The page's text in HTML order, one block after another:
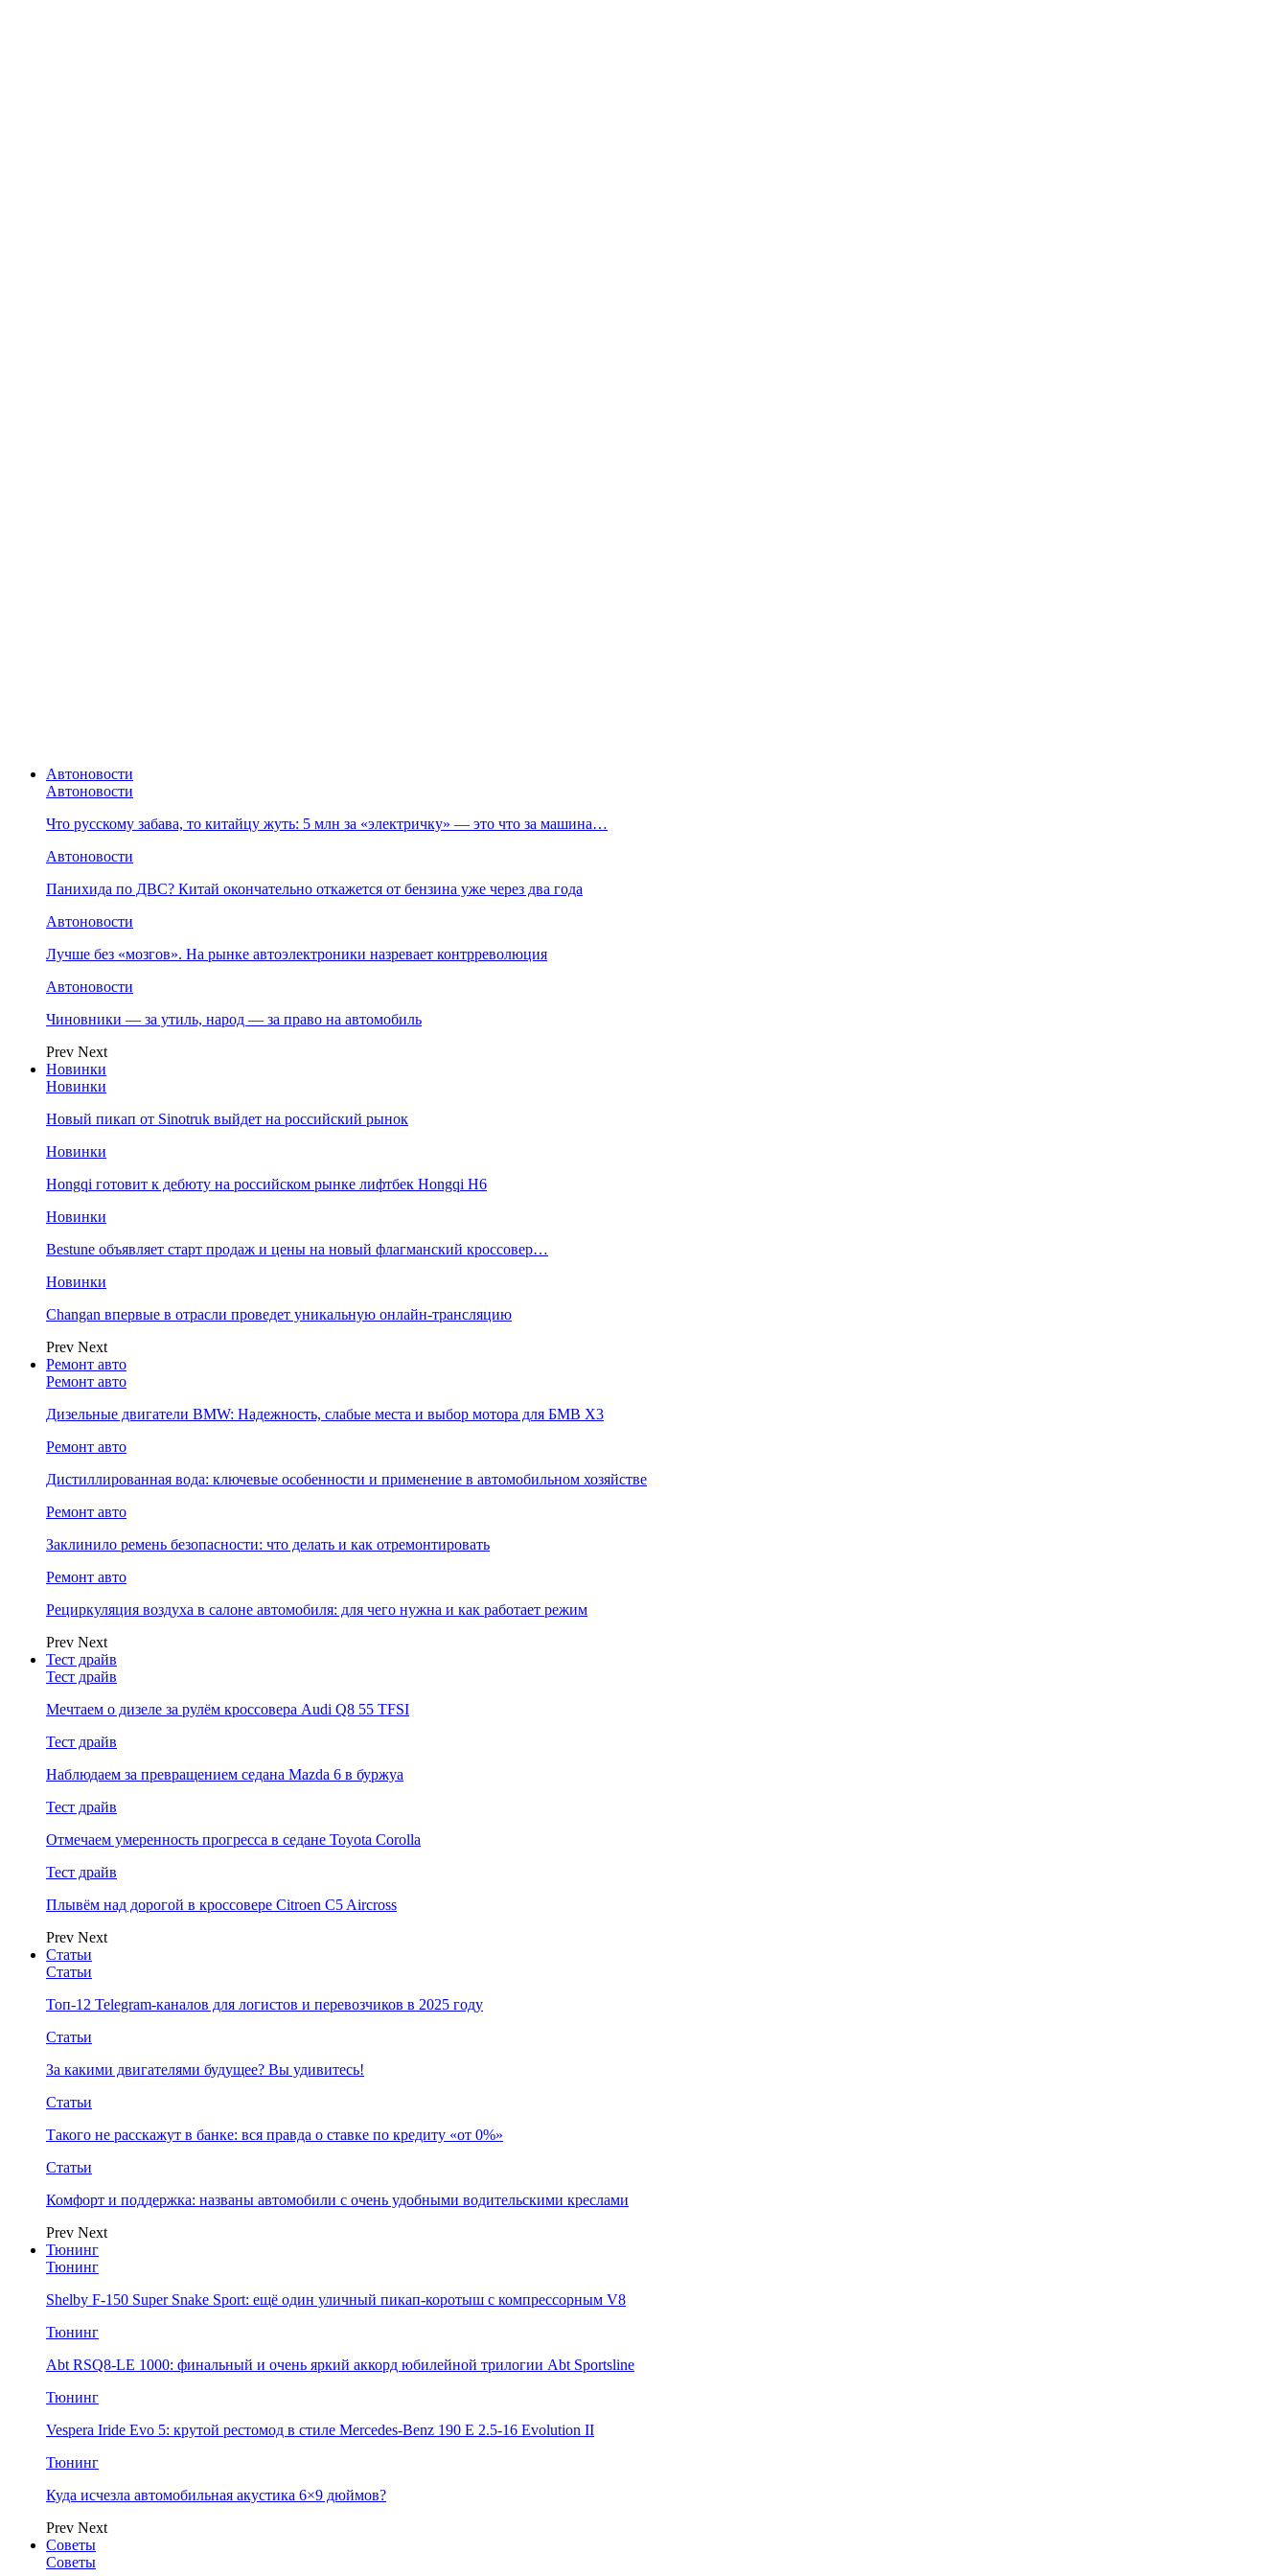
Автоновости
Автоновости
Что русскому забава, то китайцу жуть: 5 млн за «электричку» — это что за машина…
Автоновости
Панихида по ДВС? Китай окончательно откажется от бензина уже через два года
Автоновости
Лучше без «мозгов». На рынке автоэлектроники назревает контрреволюция
Автоновости
Чиновники — за утиль, народ — за право на автомобиль
Prev Next
Новинки
Новинки
Новый пикап от Sinotruk выйдет на российский рынок
Новинки
Hongqi готовит к дебюту на российском рынке лифтбек Hongqi H6
Новинки
Bestune объявляет старт продаж и цены на новый флагманский кроссовер…
Новинки
Changan впервые в отрасли проведет уникальную онлайн-трансляцию
Prev Next
Ремонт авто
Ремонт авто
Дизельные двигатели BMW: Надежность, слабые места и выбор мотора для БМВ Х3
Ремонт авто
Дистиллированная вода: ключевые особенности и применение в автомобильном хозяйстве
Ремонт авто
Заклинило ремень безопасности: что делать и как отремонтировать
Ремонт авто
Рециркуляция воздуха в салоне автомобиля: для чего нужна и как работает режим
Prev Next
Тест драйв
Тест драйв
Мечтаем о дизеле за рулём кроссовера Audi Q8 55 TFSI
Тест драйв
Наблюдаем за превращением седана Mazda 6 в буржуа
Тест драйв
Отмечаем умеренность прогресса в седане Toyota Corolla
Тест драйв
Плывём над дорогой в кроссовере Citroen C5 Aircross
Prev Next
Статьи
Статьи
Топ-12 Telegram-каналов для логистов и перевозчиков в 2025 году
Статьи
За какими двигателями будущее? Вы удивитесь!
Статьи
Такого не расскажут в банке: вся правда о ставке по кредиту «от 0%»
Статьи
Комфорт и поддержка: названы автомобили с очень удобными водительскими креслами
Prev Next
Тюнинг
Тюнинг
Shelby F-150 Super Snake Sport: ещё один уличный пикап-коротыш с компрессорным V8
Тюнинг
Abt RSQ8-LE 1000: финальный и очень яркий аккорд юбилейной трилогии Abt Sportsline
Тюнинг
Vespera Iride Evo 5: крутой рестомод в стиле Mercedes-Benz 190 E 2.5-16 Evolution II
Тюнинг
Куда исчезла автомобильная акустика 6×9 дюймов?
Prev Next
Советы
Советы